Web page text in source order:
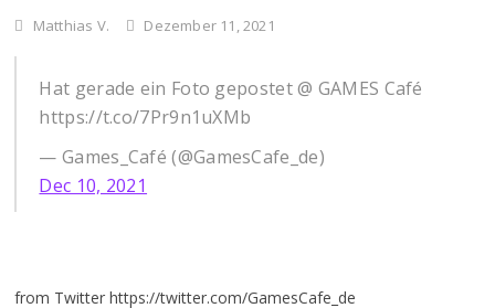
Matthias V. Dezember 11, 2021
Hat gerade ein Foto gepostet @ GAMES Café
https://t.co/7Pr9n1uXMb
— Games_Café (@GamesCafe_de)
Dec 10, 2021
from Twitter https://twitter.com/GamesCafe_de